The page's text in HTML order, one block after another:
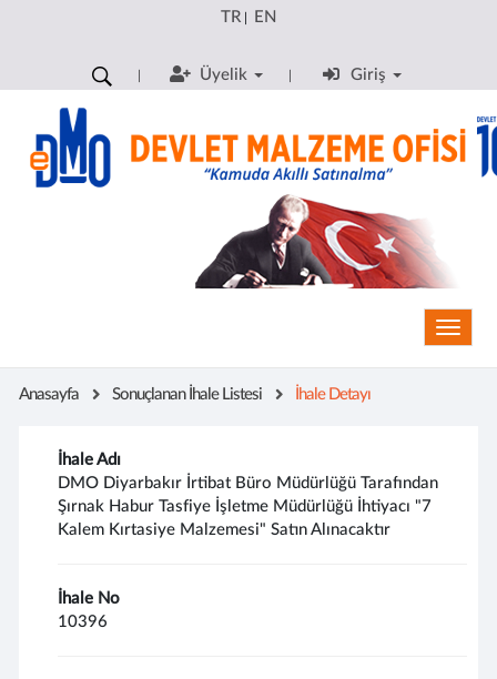
TR| EN
Üyelik Giriş
Anasayfa Sonuçlanan İhale Listesi İhale Detayı
İhale Adı
DMO Diyarbakır İrtibat Büro Müdürlüğü Tarafından
Şırnak Habur Tasfiye İşletme Müdürlüğü İhtiyacı "7
Kalem Kırtasiye Malzemesi" Satın Alınacaktır
İhale No
10396